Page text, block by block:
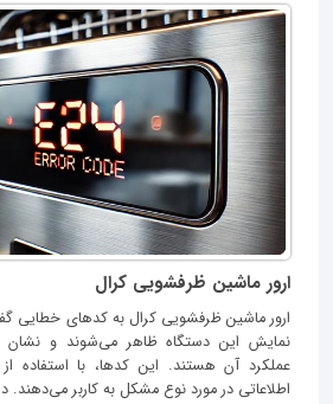
ارور ماشین ظرفشویی کرال
ارور ماشین ظرفشویی کرال به کدهای خطایی
نمایش این دستگاه ظاهر می‌شوند و
عملکرد آن هستند. این کدها، با استفاده
اطلاعاتی در مورد نوع مشکل به کاربر می‌دهند.